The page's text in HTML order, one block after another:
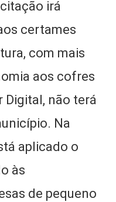
irá
certames
com mais
aos cofres
Digital, não terá
Na
aplicado o
às
de pequeno